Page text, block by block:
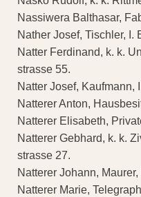
Nassiwera Balthasar,
Nather Josef, Tischler, I.
Natter Ferdinand, k. k.
strasse 55.
Natter Josef, Kaufmann,
Natterer Anton,
Natterer Elisabeth,
Natterer Gebhard, k. k.
strasse 27.
Natterer Johann,
Natterer Marie,